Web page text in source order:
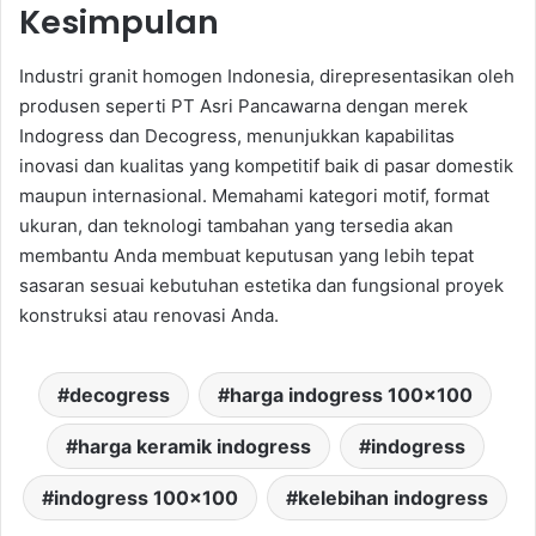
Kesimpulan
Industri granit homogen Indonesia, direpresentasikan oleh
produsen seperti PT Asri Pancawarna dengan merek
Indogress dan Decogress, menunjukkan kapabilitas
inovasi dan kualitas yang kompetitif baik di pasar domestik
maupun internasional. Memahami kategori motif, format
ukuran, dan teknologi tambahan yang tersedia akan
membantu Anda membuat keputusan yang lebih tepat
sasaran sesuai kebutuhan estetika dan fungsional proyek
konstruksi atau renovasi Anda.
decogress harga indogress 100x100
harga keramik indogress indogress
indogress 100x100 kelebihan indogress